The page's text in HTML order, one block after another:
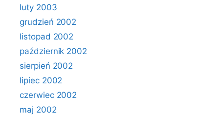
luty 2003
grudzień 2002
listopad 2002
październik 2002
sierpień 2002
lipiec 2002
czerwiec 2002
maj 2002